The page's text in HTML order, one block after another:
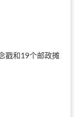
戳和19个邮政摊